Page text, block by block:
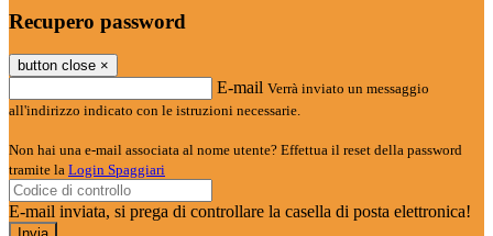
Recupero password
button close ×
E-mail Verrà inviato un messaggio
all'indirizzo indicato con le istruzioni necessarie.
Non hai una e-mail associata al nome utente? Effettua il reset della password
tramite la Login Spaggiari
E-mail inviata, si prega di controllare la casella di posta elettronica!